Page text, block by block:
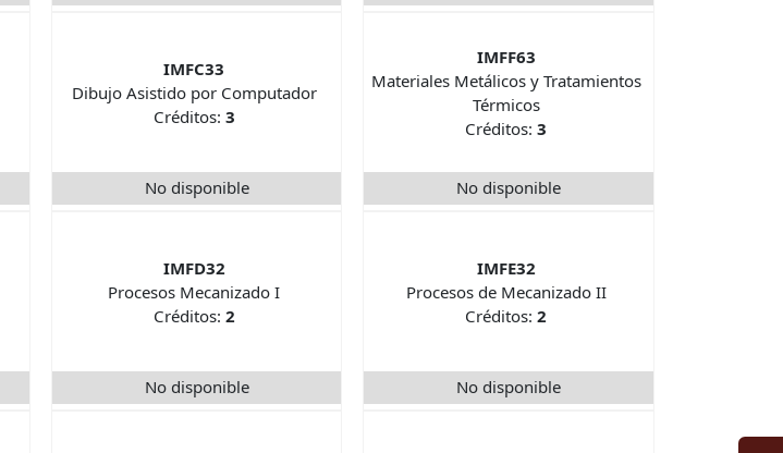
IMFC33
Dibujo Asistido por Computador
Créditos: 3
No disponible
IMFD32
Procesos Mecanizado I
Créditos: 2
No disponible
IMFF63
Materiales Metálicos y Tratamientos
Térmicos
Créditos:3
No disponible
IMFE32
Procesos de Mecanizado II
Créditos:2
No disponible